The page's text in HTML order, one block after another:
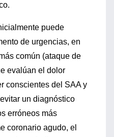
puede
de urgencias, en
común (ataque de
evalúan el dolor
conscientes del SAA y
un diagnóstico
erróneos más
coronario agudo, el